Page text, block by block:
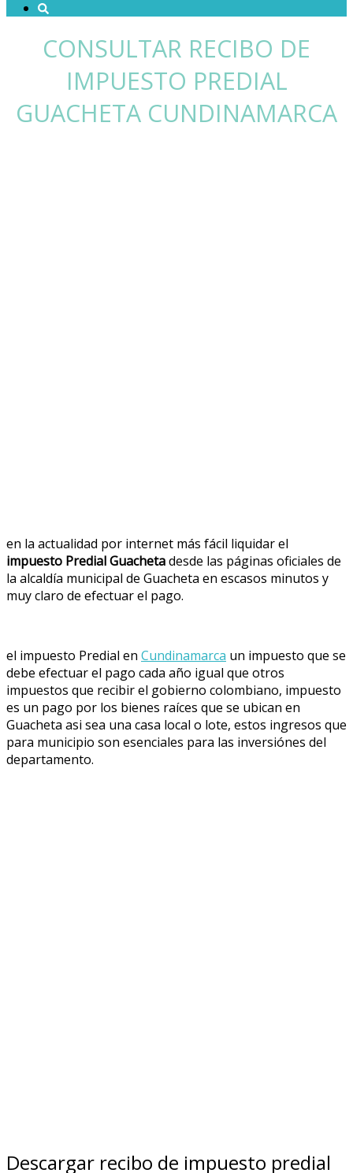
CONSULTAR RECIBO DE
IMPUESTO PREDIAL
GUACHETA CUNDINAMARCA
en la actualidad por internet más fácil liquidar el
impuesto Predial Guachetadesde las páginas oficiales de
la alcaldía municipal de Guacheta en escasos minutos y
muy claro de efectuar el pago.
el impuesto Predial en Cundinamarca un impuesto que se
debe efectuar el pago cada año igual que otros
impuestos que recibir el gobierno colombiano, impuesto
es un pago por los bienes raíces que se ubican en
Guacheta asi sea una casa local o lote, estos ingresos que
para municipio son esenciales para las inversiónes del
departamento.
Descargar recibo de impuesto predial